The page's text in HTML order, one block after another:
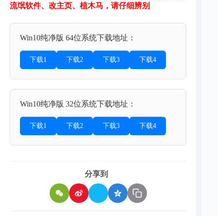
流氓软件、改主页、植木马，请仔细辨别
Win10纯净版 64位系统下载地址：
下载1 下载2 下载3 下载4
Win10纯净版 32位系统下载地址：
下载1 下载2 下载3 下载4
分享到